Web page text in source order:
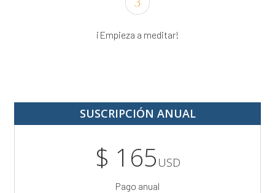
¡Empieza a meditar!
SUSCRIPCIÓN ANUAL
$ 165 USD
Pago anual